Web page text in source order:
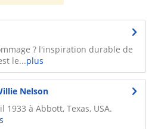
? l'inspiration durable de
le...plus
Nelson
à Abbott, Texas, USA.